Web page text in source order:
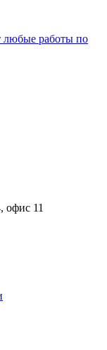
любые работы по
офис 11